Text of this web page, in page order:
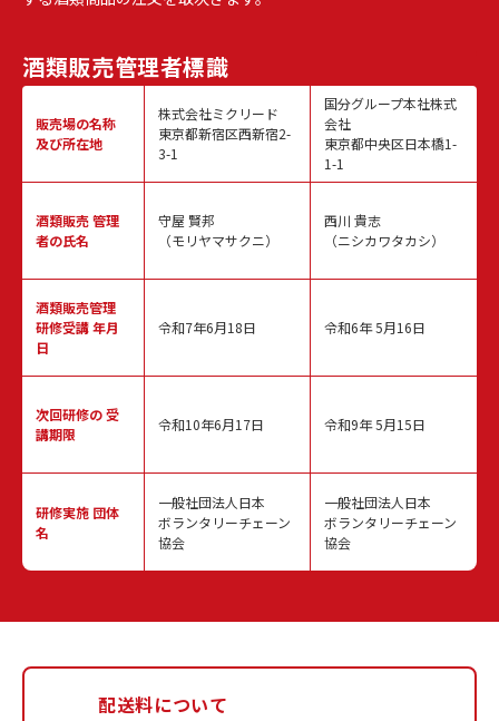
酒類販売管理者標識
販売場の名称
及び所在地
酒類販売管理
者の氏名
酒類販売管理
研修受講 年月
日
次回研修の受
講期限
研修実施 団体
名
株式会社ミクリード
東京都新宿区西新宿2-
3-1
守屋 賢邦
（モリヤマサクニ）
令和7年6月18日
令和10年6月17日
一般社団法人日本
ボランタリーチェーン
協会
国分グループ本社株式
会社
東京都中央区日本橋1-
1-1
西川 貴志
（ニシカワタカシ）
令和6年 5月16日
令和9年 5月15日
一般社団法人日本
ボランタリーチェーン
協会
配送料について